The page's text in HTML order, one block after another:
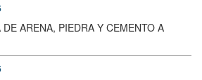
ARENA, PIEDRA Y CEMENTO A